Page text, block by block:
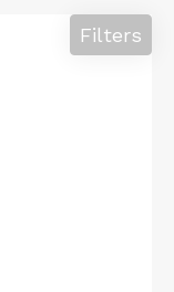
Filters